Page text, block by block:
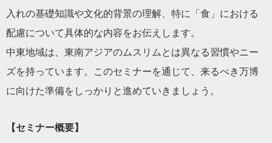
入れの基礎知識や文化的背景の理解、特に「食」における
配慮について具体的な内容をお伝えします。
中東地域は、東南アジアのムスリムとは異なる習慣やニー
ズを持っています。このセミナーを通じて、来るべき万博
に向けた準備をしっかりと進めていきましょう。
【セミナー概要】